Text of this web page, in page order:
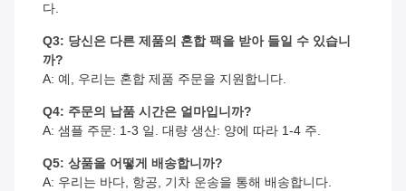
다.
Q3: 당신은 다른 제품의 혼합 팩을 받아 들일 수 있습니
까?
A: 예, 우리는 혼합 제품 주문을 지원합니다.
Q4: 주문의 납품 시간은 얼마입니까?
A: 샘플 주문: 1-3 일. 대량 생산: 양에 따라 1-4 주.
Q5: 상품을 어떻게 배송합니까?
A: 우리는 바다, 항공, 기차 운송을 통해 배송합니다.